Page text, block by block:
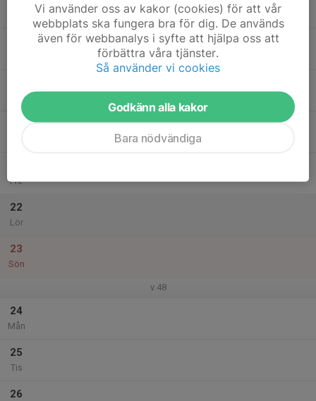
Ons
Fre
22
Lör
23
Sön
v.48
24
Mån
25
Tis
26
Vi använder oss av kakor (cookies) för att vår
webbplats ska fungera bra för dig. De används
även för webbanalys i syfte att hjälpa oss att
förbättra våra tjänster.
Så använder vi cookies
Godkänn alla kakor
Bara nödvändiga